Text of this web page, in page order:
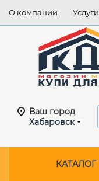
О компании Услуги
Ваш город
Хабаровск
КАТАЛОГ